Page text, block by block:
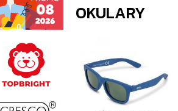
OKULARY